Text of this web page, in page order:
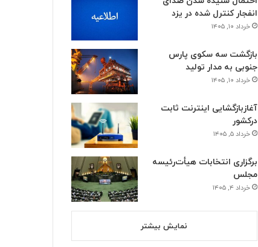
انفجار کنترل شده در یزد
خرداد ۱۰, ۱۴۰۵
بازگشت سه سکوی پارس
جنوبی به مدار تولید
خرداد ۱۰, ۱۴۰۵
آغازبازگشایی اینترنت ثابت
درکشور
خرداد ۵, ۱۴۰۵
برگزاری انتخابات هیأت‌رئیسه
مجلس
خرداد ۴, ۱۴۰۵
نمایش بیشتر